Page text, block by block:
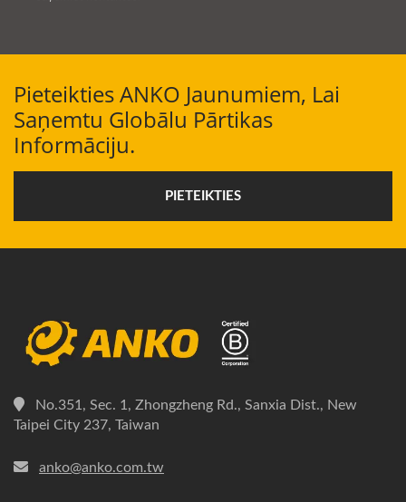
Pieteikties ANKO Jaunumiem, Lai
Saņemtu Globālu Pārtikas
Informāciju.
PIETEIKTIES
No.351, Sec. 1, Zhongzheng Rd., Sanxia Dist., New
Taipei City 237, Taiwan
anko@anko.com.tw